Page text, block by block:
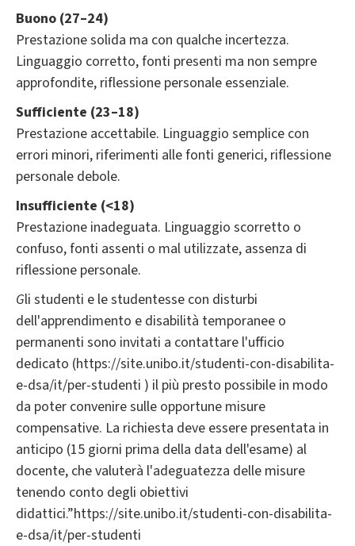
Buono (27–24)
Prestazione solida ma con qualche incertezza.
Linguaggio corretto, fonti presenti ma non sempre
approfondite, riflessione personale essenziale.
Sufficiente (23–18)
Prestazione accettabile. Linguaggio semplice con
errori minori, riferimenti alle fonti generici, riflessione
personale debole.
Insufficiente (<18)
Prestazione inadeguata. Linguaggio scorretto o
confuso, fonti assenti o mal utilizzate, assenza di
riflessione personale.
Gli studenti e le studentesse con disturbi
dell'apprendimento e disabilità temporanee o
permanenti sono invitati a contattare l'ufficio
dedicato (https://site.unibo.it/studenti-con-disabilita-
e-dsa/it/per-studenti ) il più presto possibile in modo
da poter convenire sulle opportune misure
compensative. La richiesta deve essere presentata in
anticipo (15 giorni prima della data dell'esame) al
docente, che valuterà l'adeguatezza delle misure
tenendo conto degli obiettivi
didattici.”https://site.unibo.it/studenti-con-disabilita-
e-dsa/it/per-studenti